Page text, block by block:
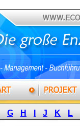
G H J K L